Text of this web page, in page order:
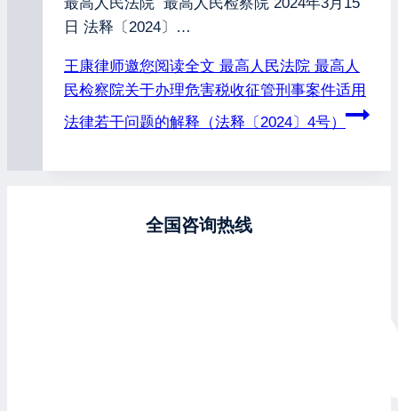
日 法释〔2024〕…
王康律师邀您阅读全文 最高人民法院 最高人
民检察院关于办理危害税收征管刑事案件适用
法律若干问题的解释（法释〔2024〕4号）
全国咨询热线